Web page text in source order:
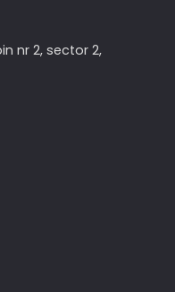
nr 2, sector 2,